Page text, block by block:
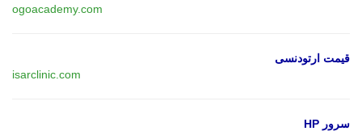
ogoacademy.com
قیمت ارتودنسی
isarclinic.com
سرور HP